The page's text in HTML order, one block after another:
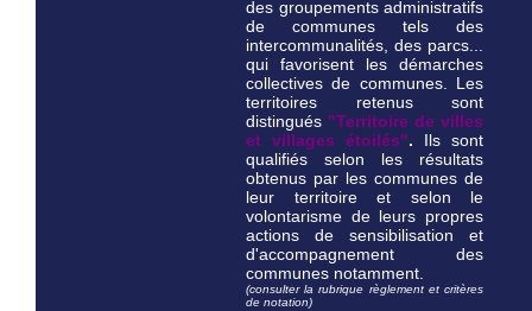
des groupements administratifs
de communes tels des
intercommunalités, des parcs...
qui favorisent les démarches
collectives de communes. Les
territoires retenus sont
distingués "Territoire de villes
et villages étoilés". Ils sont
qualifiés selon les résultats
obtenus par les communes de
leur territoire et selon le
volontarisme de leurs propres
actions de sensibilisation et
d'accompagnement des
communes notamment.
(consulter la rubrique règlement et critères
de notation)